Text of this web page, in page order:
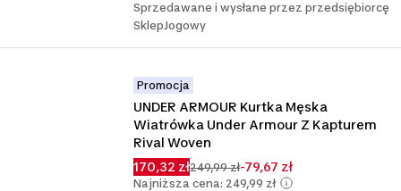
Sprzedawane i wysłane przez przedsiębiorcę
SklepJogowy
Promocja
UNDER ARMOUR Kurtka Męska
Wiatrówka Under Armour Z Kapturem
Rival Woven
170,32 zł249,99 zł-79,67 zł
Najniższa cena: 249,99 zł